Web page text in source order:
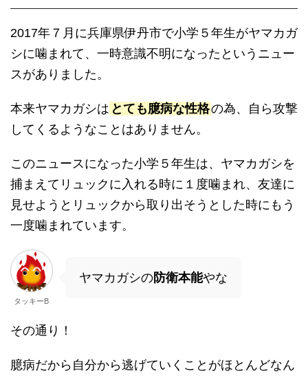
2017年７月に兵庫県伊丹市で小学５年生がヤマカガ
シに噛まれて、一時意識不明になったというニュー
スがありました。
本来ヤマカガシは とても臆病な性格の為、自ら攻撃
してくるようなことはありません。
このニュースになった小学５年生は、ヤマカガシを
捕まえてリュックに入れる時に１度噛まれ、友達に
見せようとリュックから取り出そうとした時にもう
一度噛まれています。
タッキーB
ヤマカガシの防衛本能やな
その通り！
臆病だから自分から逃げていくことがほとんどなん